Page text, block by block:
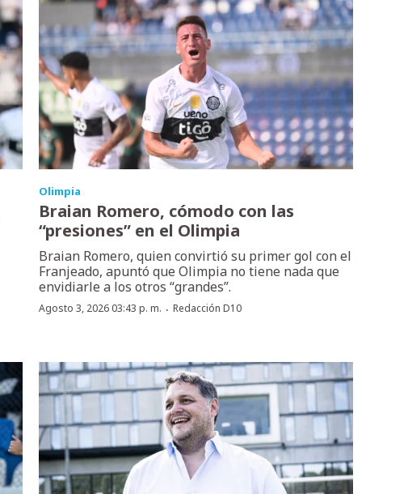
Olimpia
Braian Romero, cómodo con las
“presiones” en el Olimpia
Braian Romero, quien convirtió su primer gol con el
Franjeado, apuntó que Olimpia no tiene nada que
envidiarle a los otros “grandes”.
Agosto 3, 2026 03:43 p. m. · Redacción D10